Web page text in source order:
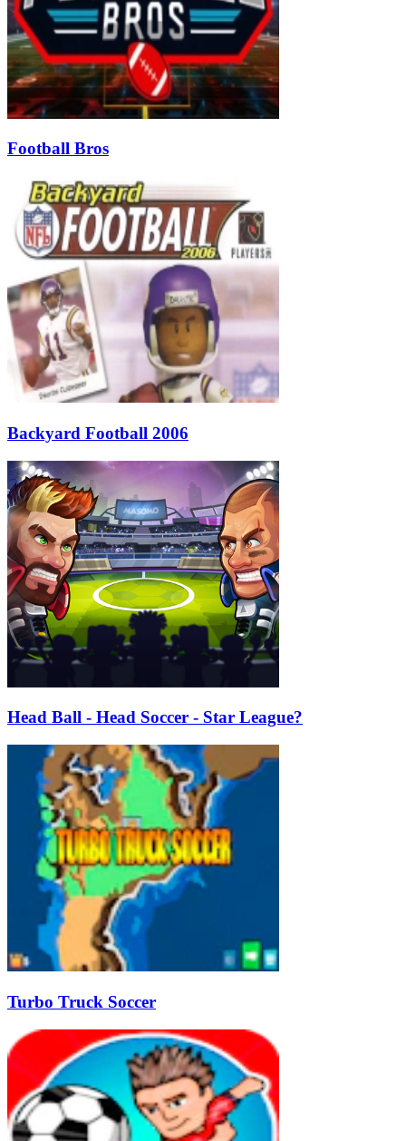
Football Bros
Backyard Football 2006
Head Ball - Head Soccer - Star League?
Turbo Truck Soccer